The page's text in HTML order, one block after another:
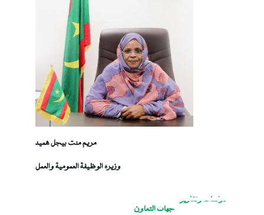
مريم منت بيجل هميد
وزيرة الوظيفة العمومية والعمل
دراسات وتقارير
جهات التعاون